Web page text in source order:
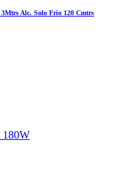
Alc. Solo Frio 120 Cmtrs
180W